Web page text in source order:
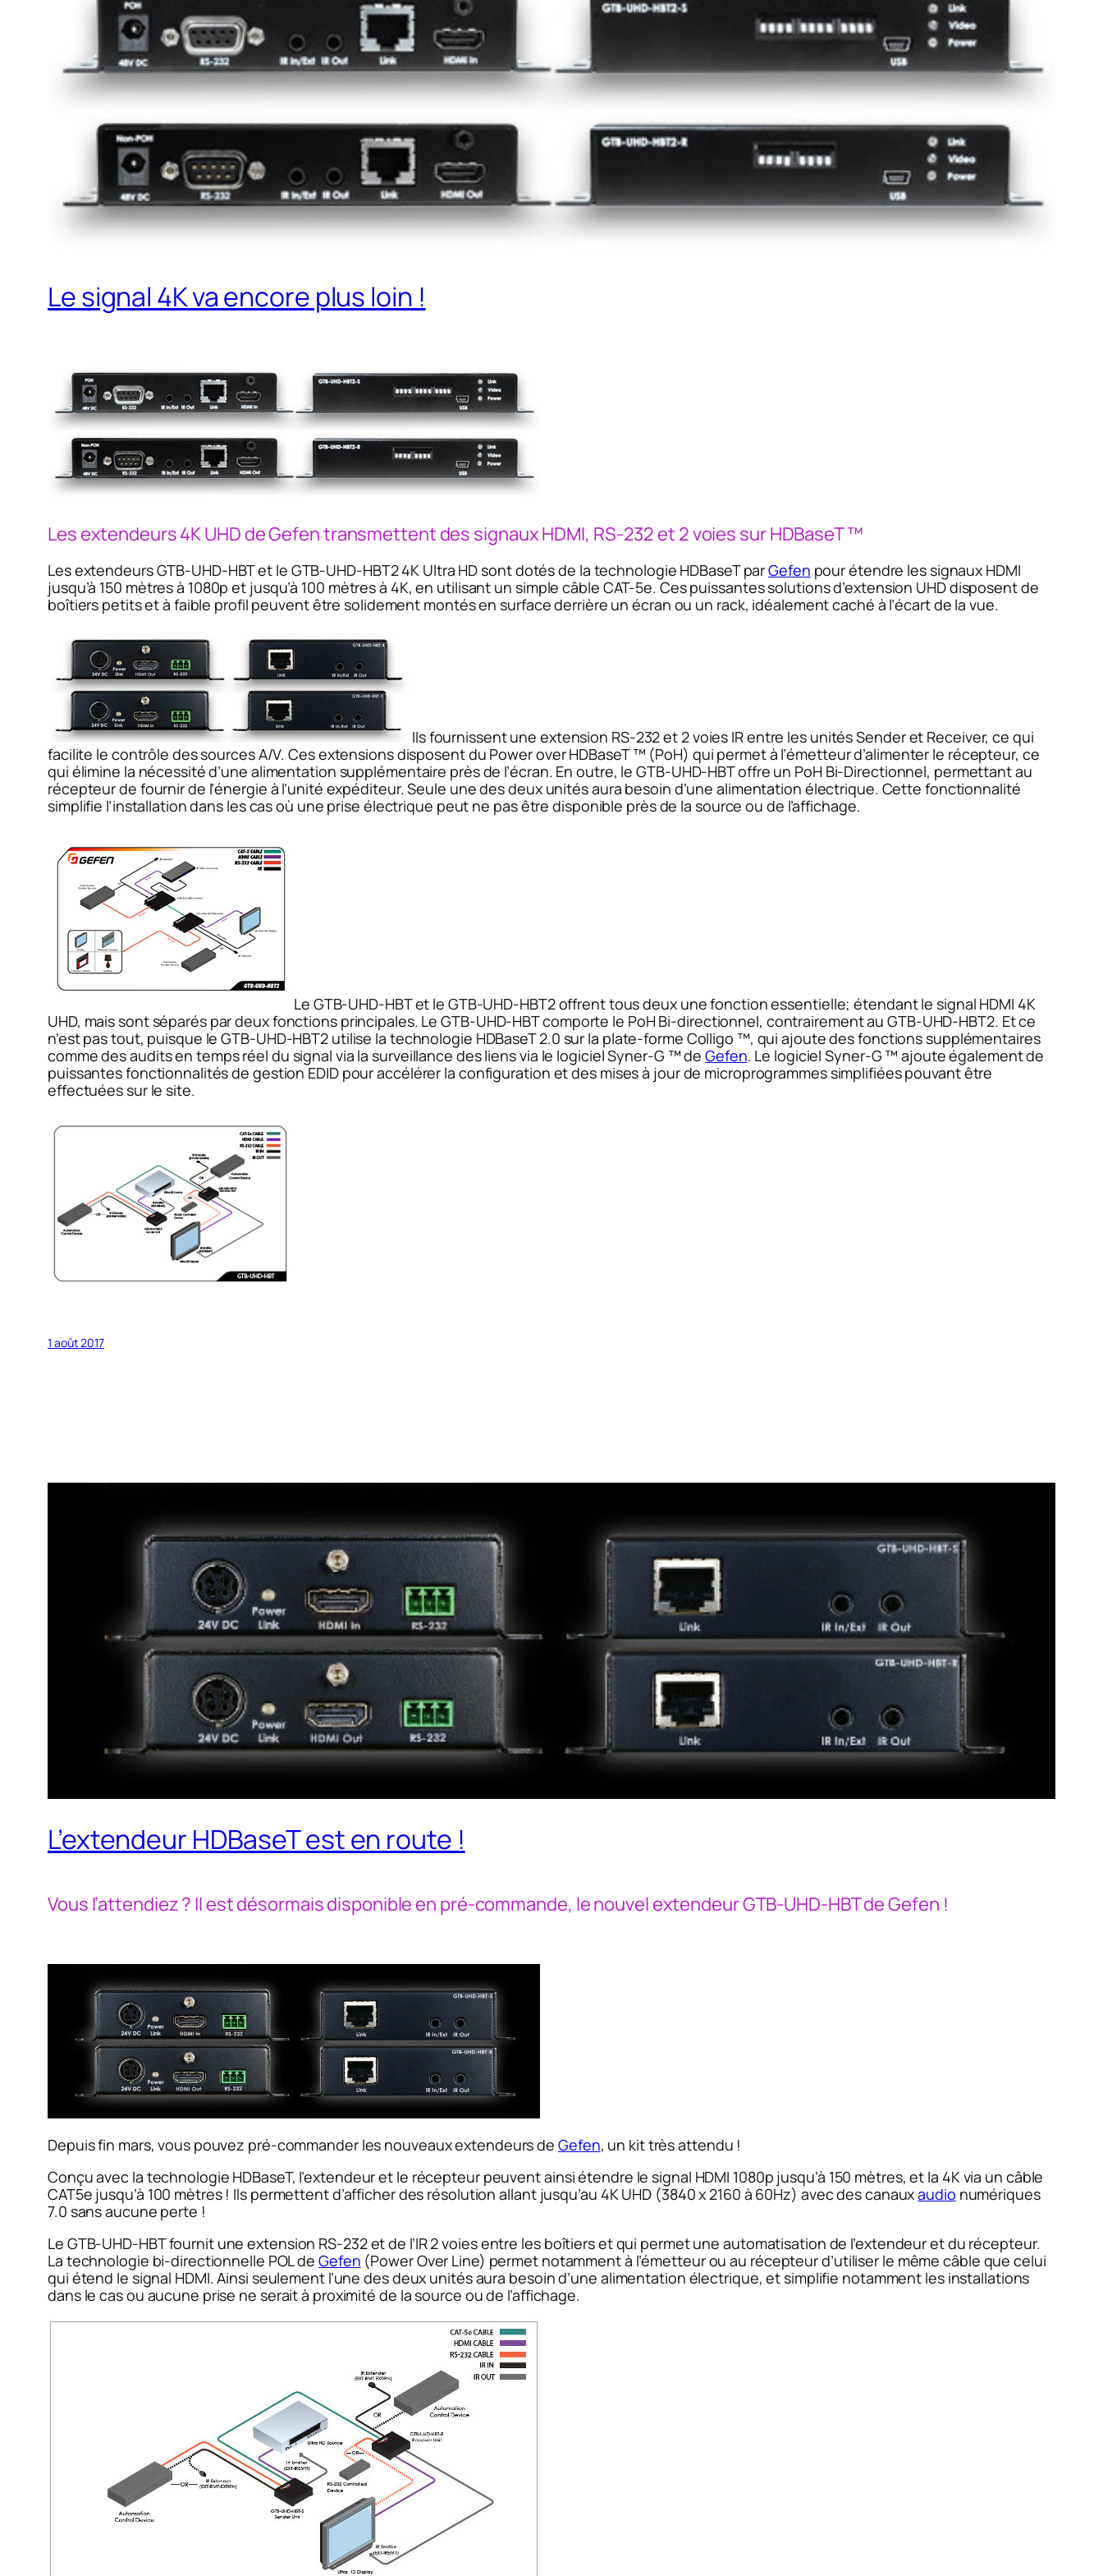
Le signal 4K va encore plus loin !
Les extendeurs 4K UHD de Gefen transmettent des signaux HDMI, RS-232 et 2 voies sur HDBaseT ™
Les extendeurs GTB-UHD-HBT et le GTB-UHD-HBT2 4K Ultra HD sont dotés de la technologie HDBaseT parGefen pour étendre les signaux HDMI
jusqu’à 150 mètres à 1080p et jusqu’à 100 mètres à 4K, en utilisant un simple câble CAT-5e. Ces puissantes solutions d’extension UHD disposent de
boîtiers petits et à faible profil peuvent être solidement montés en surface derrière un écran ou un rack, idéalement caché à l’écart de la vue.
Ils fournissent une extension RS-232 et 2 voies IR entre les unités Sender et Receiver, ce qui
facilite le contrôle des sources A/V. Ces extensions disposent du Power over HDBaseT ™ (PoH) qui permet à l’émetteur d’alimenter le récepteur, ce
qui élimine la nécessité d’une alimentation supplémentaire près de l’écran. En outre, le GTB-UHD-HBT offre un PoH Bi-Directionnel, permettant au
récepteur de fournir de l’énergie à l’unité expéditeur. Seule une des deux unités aura besoin d’une alimentation électrique. Cette fonctionnalité
simplifie l’installation dans les cas où une prise électrique peut ne pas être disponible près de la source ou de l’affichage.
Le GTB-UHD-HBT et le GTB-UHD-HBT2 offrent tous deux une fonction essentielle; étendant le signal HDMI 4K
UHD, mais sont séparés par deux fonctions principales. Le GTB-UHD-HBT comporte le PoH Bi-directionnel, contrairement au GTB-UHD-HBT2. Et ce
n’est pas tout, puisque le GTB-UHD-HBT2 utilise la technologie HDBaseT 2.0 sur la plate-forme Colligo ™, qui ajoute des fonctions supplémentaires
comme des audits en temps réel du signal via la surveillance des liens via le logiciel Syner-G ™ deGefen. Le logiciel Syner-G ™ ajoute également de
puissantes fonctionnalités de gestion EDID pour accélérer la configuration et des mises à jour de microprogrammes simplifiées pouvant être
effectuées sur le site.
1 août 2017
L’extendeur HDBaseT est en route !
Vous l’attendiez ? Il est désormais disponible en pré-commande, le nouvel extendeur GTB-UHD-HBT de Gefen !
Depuis fin mars, vous pouvez pré-commander les nouveaux extendeurs deGefen, un kit très attendu !
Conçu avec la technologie HDBaseT, l’extendeur et le récepteur peuvent ainsi étendre le signal HDMI 1080p jusqu’à 150 mètres, et la 4K via un câble
CAT5e jusqu’à 100 mètres ! Ils permettent d’afficher des résolution allant jusqu’au 4K UHD (3840 x 2160 à 60Hz) avec des canauxaudio numériques
7.0 sans aucune perte !
Le GTB-UHD-HBT fournit une extension RS-232 et de l’IR 2 voies entre les boîtiers et qui permet une automatisation de l’extendeur et du récepteur.
La technologie bi-directionnelle POL de Gefen (Power Over Line) permet notamment à l’émetteur ou au récepteur d’utiliser le même câble que celui
qui étend le signal HDMI. Ainsi seulement l’une des deux unités aura besoin d’une alimentation électrique, et simplifie notamment les installations
dans le cas ou aucune prise ne serait à proximité de la source ou de l’affichage.